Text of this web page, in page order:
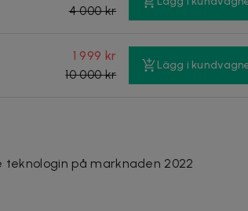
4 000 kr
1 999 kr
10 000 kr
Lägg i
teknologin på marknaden 2022